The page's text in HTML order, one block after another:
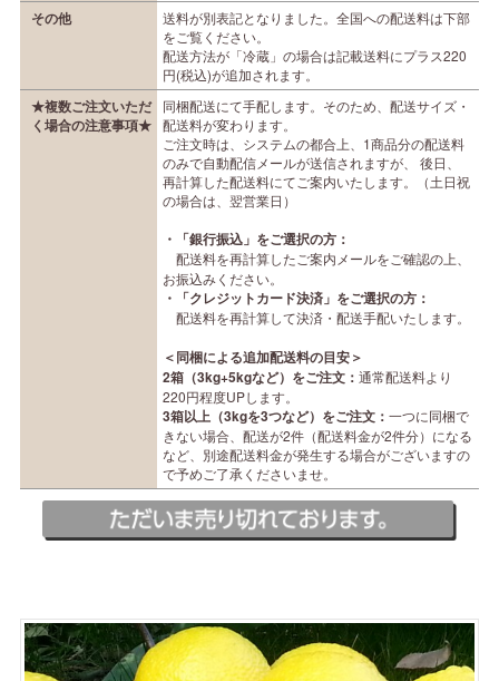
その他
送料が別表記となりました。全国への配送料は下部
をご覧ください。
配送方法が「冷蔵」の場合は記載送料にプラス220
円(税込)が追加されます。
★複数ご注文いただ
く場合の注意事項★
同梱配送にて手配します。そのため、配送サイズ・
配送料が変わります。
ご注文時は、システムの都合上、1商品分の配送料
のみで自動配信メールが送信されますが、 後日、
再計算した配送料にてご案内いたします。（土日祝
の場合は、翌営業日）
・「銀行振込」をご選択の方：
配送料を再計算したご案内メールをご確認の上、
お振込みください。
・「クレジットカード決済」をご選択の方：
配送料を再計算して決済・配送手配いたします。
＜同梱による追加配送料の目安＞
2箱（3kg+5kgなど）をご注文： 通常配送料より
220円程度UPします。
3箱以上（3kgを3つなど）をご注文： 一つに同梱で
きない場合、配送が2件（配送料金が2件分）になる
など、別途配送料金が発生する場合がございますの
で予めご了承くださいませ。